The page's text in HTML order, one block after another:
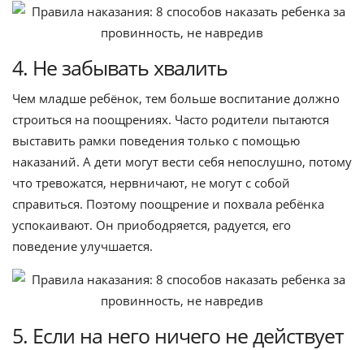
4. Не забывать хвалить
Чем младше ребёнок, тем больше воспитание должно
строиться на поощрениях. Часто родители пытаются
выставить рамки поведения только с помощью
наказаний. А дети могут вести себя непослушно, потому
что тревожатся, нервничают, не могут с собой
справиться. Поэтому поощрение и похвала ребёнка
успокаивают. Он приободряется, радуется, его
поведение улучшается.
5. Если на него ничего не действует